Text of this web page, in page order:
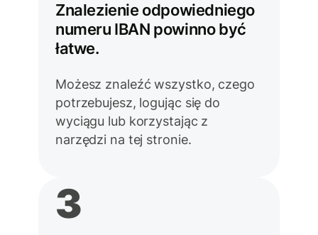
Znalezienie odpowiedniego
numeru IBAN powinno być
łatwe.
Możesz znaleźć wszystko, czego
potrzebujesz, logując się do
wyciągu lub korzystając z
narzędzi na tej stronie.
3